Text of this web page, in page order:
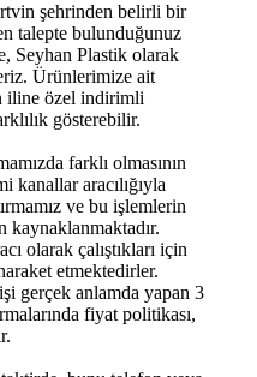
şehrinden belirli bir
talepte bulunduğunuz
Seyhan Plastik olarak
Ürünlerimize ait
iline özel indirimli
gösterebilir.
farklı olmasının
kanallar aracılığıyla
ve bu işlemlerin
kaynaklanmaktadır.
olarak çalıştıkları için
etmektedirler.
gerçek anlamda yapan 3
fiyat politikası,